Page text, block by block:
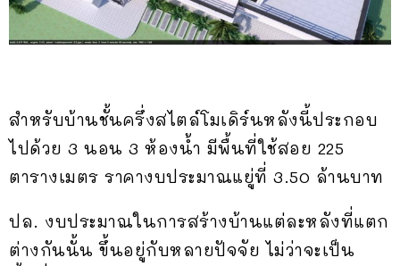
สำหรับบ้านชั้นครึ่งสไตล์โมเดิร์นหลังนี้ประกอบ
ไปด้วย 3 นอน 3 ห้องน้ำ มีพื้นที่ใช้สอย 225
ตารางเมตร ราคางบประมาณแยู่ที่ 3.50 ล้านบาท
ปล. งบประมาณในการสร้างบ้านแต่ละหลังที่แตก
ต่างกันนั้น ขึ้นอยู่กับหลายปัจจัย ไม่ว่าจะเป็น